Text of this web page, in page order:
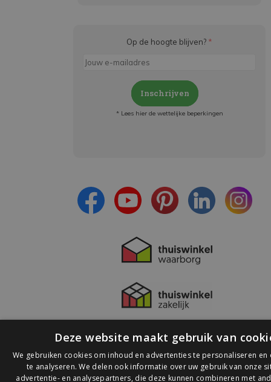
Op de hoogte blijven? *
Inschrijven
* Lees hier de wettelijke beperkingen
Deze website maakt gebruik van
We gebruiken cookies om inhoud en advertenties te personaliseren en
te analyseren. We delen ook informatie over uw gebruik van onze
advertentie- en analysepartners, die deze kunnen combineren met